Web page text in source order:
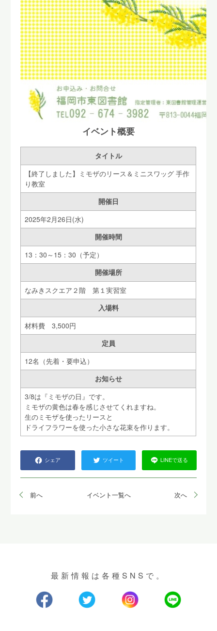
イベント概要
タイトル
【終了しました】ミモザのリース＆ミニスワッグ 手作
り教室
開催日
2025年2月26日(水)
開催時間
13：30～15：30（予定）
開催場所
なみきスクエア２階 第１実習室
入場料
材料費 3,500円
定員
12名（先着・要申込）
お知らせ
3/8は『ミモザの日』です。
ミモザの黄色は春を感じさせてくれますね。
生のミモザを使ったリースと
ドライフラワーを使った小さな花束を作ります。
シェア ツイート LINEで送る
前へ イベント一覧へ 次へ
最新情報は各種SNSで。